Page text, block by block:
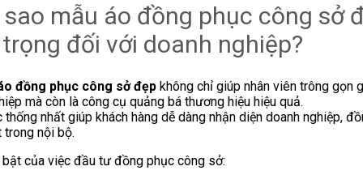
sao mẫu áo đồng phục công sở
đối với doanh nghiệp?
đồng phục công sở đẹp không chỉ giúp nhân viên trông gọn
mà còn là công cụ quảng bá thương hiệu hiệu quả.
nhất giúp khách hàng dễ dàng nhận diện doanh nghiệp,
nội bộ.
của việc đầu tư đồng phục công sở: